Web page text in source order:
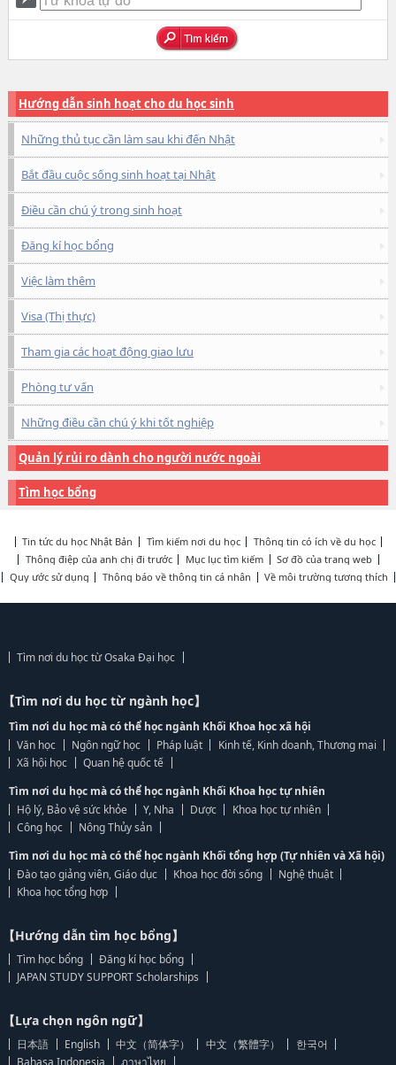
Hướng dẫn sinh hoạt cho du học sinh
Những thủ tục cần làm sau khi đến Nhật
Bắt đầu cuộc sống sinh hoạt tại Nhật
Điều cần chú ý trong sinh hoạt
Đăng kí học bổng
Việc làm thêm
Visa (Thị thực)
Tham gia các hoạt động giao lưu
Phòng tư vấn
Những điều cần chú ý khi tốt nghiệp
Quản lý rủi ro dành cho người nước ngoài
Tìm học bổng
Tin tức du học Nhật Bản Tìm kiếm nơi du học
Thông tin có ích về du học
Thông điệp của anh chị đi trước
Mục lục tìm kiếm
Sơ đồ của trang web
Quy ước sử dụng
Thông báo về thông tin cá nhân Về môi trường tương thích
Tìm nơi du học từ Osaka Đại học
【Tìm nơi du học từ ngành học】
Tìm nơi du học mà có thể học ngành Khối Khoa học xã hội
Văn học
Ngôn ngữ học Pháp luật
Kinh tế, Kinh doanh, Thương mại
Xã hội học
Quan hệ quốc tế
Tìm nơi du học mà có thể học ngành Khối Khoa học tự nhiên
Hộ lý, Bảo vệ sức khỏe
Y, Nha Dược
Khoa học tự nhiên
Công học
Nông Thủy sản
Tìm nơi du học mà có thể học ngành Khối tổng hợp (Tự nhiên và Xã hội)
Đào tạo giảng viên, Giáo dục
Khoa học đời sống
Nghệ thuật
Khoa học tổng hợp
【Hướng dẫn tìm học bổng】
Tìm học bổng
Đăng kí học bổng
JAPAN STUDY SUPPORT Scholarships
【Lựa chọn ngôn ngữ】
日本語 English 中文（简体字） 中文（繁體字）
한국어
Bahasa Indonesia
ภาษาไทย